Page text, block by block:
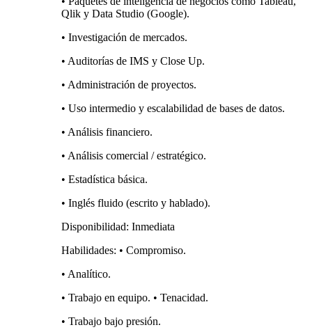
Qlik y Data Studio (Google).
• Investigación de mercados.
• Auditorías de IMS y Close Up.
• Administración de proyectos.
• Uso intermedio y escalabilidad de bases de datos.
• Análisis financiero.
• Análisis comercial / estratégico.
• Estadística básica.
• Inglés fluido (escrito y hablado).
Disponibilidad: Inmediata
Habilidades: • Compromiso.
• Analítico.
• Trabajo en equipo. • Tenacidad.
• Trabajo bajo presión.